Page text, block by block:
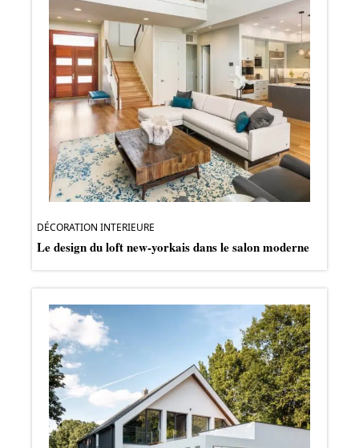
DÉCORATION INTERIEURE
Le design du loft new-yorkais dans le salon moderne